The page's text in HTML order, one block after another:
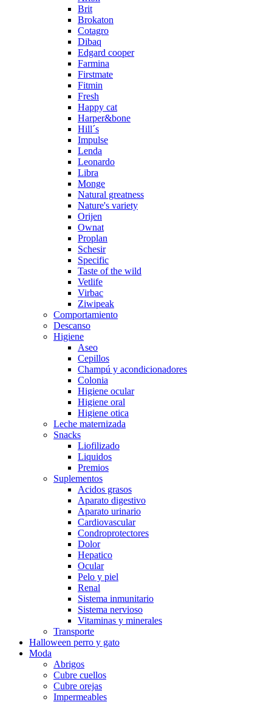
Brit
Brokaton
Cotagro
Dibaq
Edgard cooper
Farmina
Firstmate
Fitmin
Fresh
Happy cat
Harper&bone
Hill´s
Impulse
Lenda
Leonardo
Libra
Monge
Natural greatness
Nature's variety
Orijen
Ownat
Proplan
Schesir
Specific
Taste of the wild
Vetlife
Virbac
Ziwipeak
Comportamiento
Descanso
Higiene
Aseo
Cepillos
Champú y acondicionadores
Colonia
Higiene ocular
Higiene oral
Higiene otica
Leche maternizada
Snacks
Liofilizado
Liquidos
Premios
Suplementos
Acidos grasos
Aparato digestivo
Aparato urinario
Cardiovascular
Condroprotectores
Dolor
Hepatico
Ocular
Pelo y piel
Renal
Sistema inmunitario
Sistema nervioso
Vitaminas y minerales
Transporte
Halloween perro y gato
Moda
Abrigos
Cubre cuellos
Cubre orejas
Impermeables